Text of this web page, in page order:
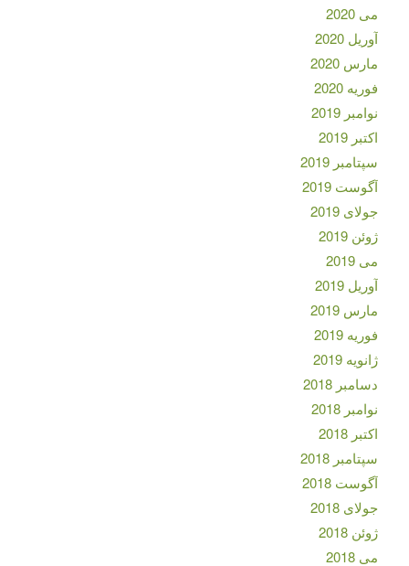
می 2020
آوریل 2020
مارس 2020
فوریه 2020
نوامبر 2019
اکتبر 2019
سپتامبر 2019
آگوست 2019
جولای 2019
ژوئن 2019
می 2019
آوریل 2019
مارس 2019
فوریه 2019
ژانویه 2019
دسامبر 2018
نوامبر 2018
اکتبر 2018
سپتامبر 2018
آگوست 2018
جولای 2018
ژوئن 2018
می 2018